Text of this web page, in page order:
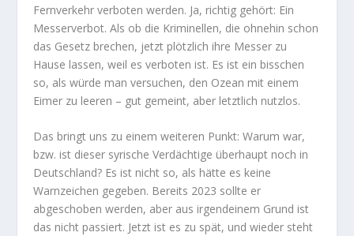
Fernverkehr verboten werden. Ja, richtig gehört: Ein
Messerverbot. Als ob die Kriminellen, die ohnehin schon
das Gesetz brechen, jetzt plötzlich ihre Messer zu
Hause lassen, weil es verboten ist. Es ist ein bisschen
so, als würde man versuchen, den Ozean mit einem
Eimer zu leeren – gut gemeint, aber letztlich nutzlos.
Das bringt uns zu einem weiteren Punkt: Warum war,
bzw. ist dieser syrische Verdächtige überhaupt noch in
Deutschland? Es ist nicht so, als hätte es keine
Warnzeichen gegeben. Bereits 2023 sollte er
abgeschoben werden, aber aus irgendeinem Grund ist
das nicht passiert. Jetzt ist es zu spät, und wieder steht